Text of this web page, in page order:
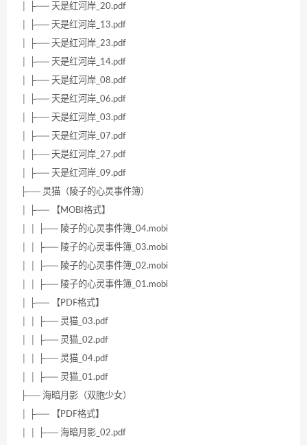
│ ├── 天是红河岸_20.pdf
│ ├── 天是红河岸_13.pdf
│ ├── 天是红河岸_23.pdf
│ ├── 天是红河岸_14.pdf
│ ├── 天是红河岸_08.pdf
│ ├── 天是红河岸_06.pdf
│ ├── 天是红河岸_03.pdf
│ ├── 天是红河岸_07.pdf
│ ├── 天是红河岸_27.pdf
│ ├── 天是红河岸_09.pdf
├── 灵猫（陵子的心灵事件簿）
│ ├── 【MOBI格式】
│ │ ├── 陵子的心灵事件簿_04.mobi
│ │ ├── 陵子的心灵事件簿_03.mobi
│ │ ├── 陵子的心灵事件簿_02.mobi
│ │ ├── 陵子的心灵事件簿_01.mobi
│ ├── 【PDF格式】
│ │ ├── 灵猫_03.pdf
│ │ ├── 灵猫_02.pdf
│ │ ├── 灵猫_04.pdf
│ │ ├── 灵猫_01.pdf
├── 海暗月影（双胞少女）
│ ├── 【PDF格式】
│ │ ├── 海暗月影_02.pdf